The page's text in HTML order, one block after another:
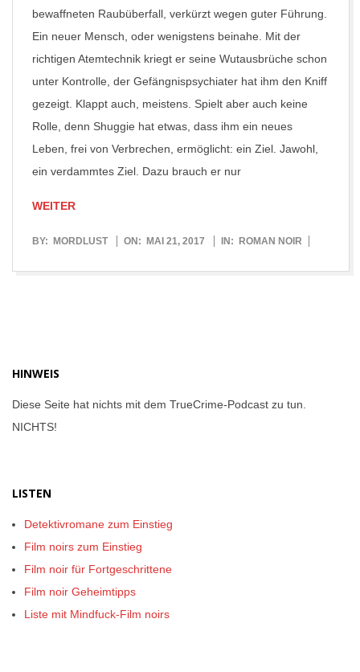
bewaffneten Raubüberfall, verkürzt wegen guter Führung.
Ein neuer Mensch, oder wenigstens beinahe. Mit der
richtigen Atemtechnik kriegt er seine Wutausbrüche schon
unter Kontrolle, der Gefängnispsychiater hat ihm den Kniff
gezeigt. Klappt auch, meistens. Spielt aber auch keine
Rolle, denn Shuggie hat etwas, dass ihm ein neues
Leben, frei von Verbrechen, ermöglicht: ein Ziel. Jawohl,
ein verdammtes Ziel. Dazu brauch er nur
WEITER
2017-
BY: MORDLUST ON: MAI 21, 2017 IN: ROMAN NOIR
HINWEIS
Diese Seite hat nichts mit dem TrueCrime-Podcast zu tun.
NICHTS!
LISTEN
Detektivromane zum Einstieg
Film noirs zum Einstieg
Film noir für Fortgeschrittene
Film noir Geheimtipps
Liste mit Mindfuck-Film noirs